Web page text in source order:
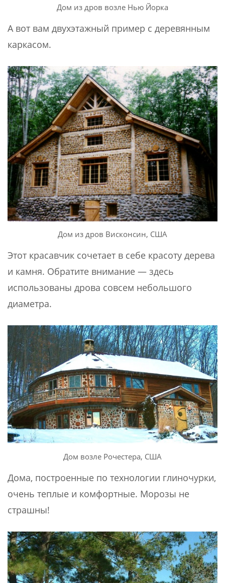
Дом из дров возле Нью Йорка
А вот вам двухэтажный пример с деревянным
каркасом.
Дом из дров Висконсин, США
Этот красавчик сочетает в себе красоту дерева
и камня. Обратите внимание — здесь
использованы дрова совсем небольшого
диаметра.
Дом возле Рочестера, США
Дома, построенные по технологии глиночурки,
очень теплые и комфортные. Морозы не
страшны!